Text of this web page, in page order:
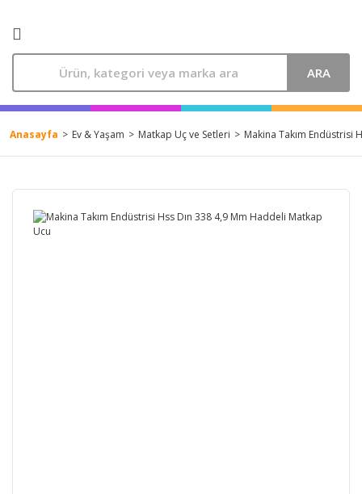
ARA
Anasayfa Ev & Yaşam Matkap Uç ve Setleri Makina Takım Endüstrisi